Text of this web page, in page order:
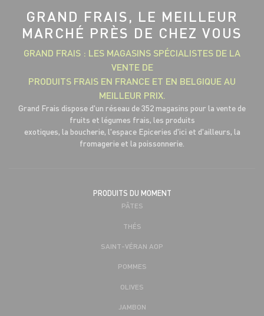
GRAND FRAIS, LE MEILLEUR
MARCHÉ PRÈS DE CHEZ VOUS
GRAND FRAIS : LES MAGASINS SPÉCIALISTES DE LA
VENTE DE
PRODUITS FRAIS EN FRANCE ET EN BELGIQUE AU
MEILLEUR PRIX.
Grand Frais dispose d'un réseau de 352 magasins pour la vente de
fruits et légumes frais, les produits
exotiques, la boucherie, l'espace Epiceries d'ici et d'ailleurs, la
fromagerie et la poissonnerie.
PRODUITS DU MOMENT
PÂTES
THÉS
SAINT-VÉRAN AOP
POMMES
OLIVES
JAMBON